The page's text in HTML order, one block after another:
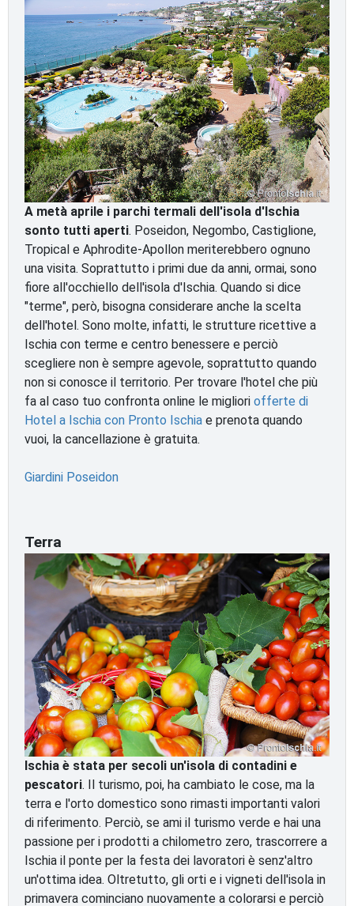
A metà aprile i parchi termali dell'isola d'Ischia
sonto tutti aperti. Poseidon, Negombo, Castiglione,
Tropical e Aphrodite-Apollon meriterebbero ognuno
una visita. Soprattutto i primi due da anni, ormai, sono
fiore all'occhiello dell'isola d'Ischia. Quando si dice
"terme", però, bisogna considerare anche la scelta
dell'hotel. Sono molte, infatti, le strutture ricettive a
Ischia con terme e centro benessere e perciò
scegliere non è sempre agevole, soprattutto quando
non si conosce il territorio. Per trovare l'hotel che più
fa al caso tuo confronta online le migliori offerte di
Hotel a Ischia con Pronto Ischia e prenota quando
vuoi, la cancellazione è gratuita.
Giardini Poseidon
Terra
Ischia è stata per secoli un'isola di contadini e
pescatori. Il turismo, poi, ha cambiato le cose, ma la
terra e l'orto domestico sono rimasti importanti valori
di riferimento. Perciò, se ami il turismo verde e hai una
passione per i prodotti a chilometro zero, trascorrere a
Ischia il ponte per la festa dei lavoratori è senz'altro
un'ottima idea. Oltretutto, gli orti e i vigneti dell'isola in
primavera cominciano nuovamente a colorarsi e perciò